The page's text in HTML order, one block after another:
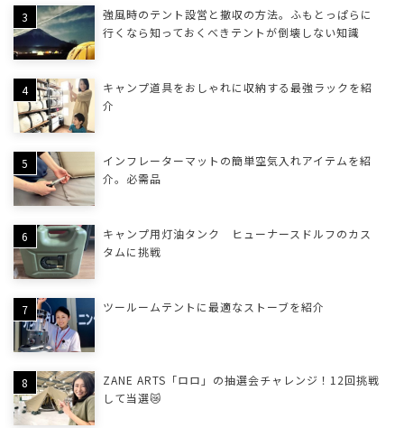
強風時のテント設営と撤収の方法。ふもとっぱらに
行くなら知っておくべきテントが倒壊しない知識
キャンプ道具をおしゃれに収納する最強ラックを紹
介
インフレーターマットの簡単空気入れアイテムを紹
介。必需品
キャンプ用灯油タンク ヒューナースドルフのカス
タムに挑戦
ツールームテントに最適なストーブを紹介
ZANE ARTS「ロロ」の抽選会チャレンジ！12回挑戦
して当選😿